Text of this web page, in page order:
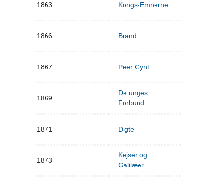
1863 Kongs-Emnerne
1866 Brand
1867 Peer Gynt
1869
De unges
Forbund
1871 Digte
1873
Kejser og
Galilæer